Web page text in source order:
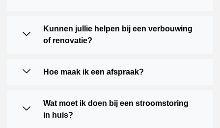
Kunnen jullie helpen bij een verbouwing
of renovatie?
Hoe maak ik een afspraak?
Wat moet ik doen bij een stroomstoring
in huis?